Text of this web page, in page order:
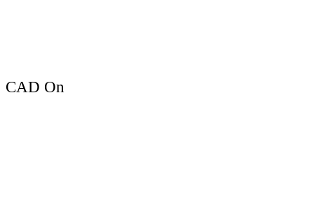
CAD On